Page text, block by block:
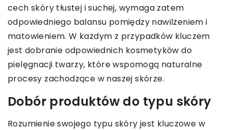
cech skóry tłustej i suchej, wymaga zatem
odpowiedniego balansu pomiędzy nawilżeniem i
matowieniem. W każdym z przypadków kluczem
jest dobranie odpowiednich kosmetyków do
pielęgnacji twarzy, które wspomogą naturalne
procesy zachodzące w naszej skórze.
Dobór produktów do typu skóry
Rozumienie swojego typu skóry jest kluczowe w